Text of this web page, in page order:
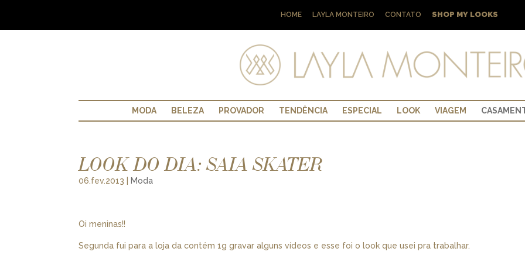
HOME LAYLA MONTEIRO CONTATO SHOP MY LOOKS
MODA BELEZA PROVADOR TENDÊNCIA ESPECIAL LOOK VIAGEM
LOOK DO DIA: SAIA SKATER
06.fev.2013 Moda
Oi meninas!!
Segunda fui para a loja da contém 1g gravar alguns vídeos e esse foi o look que usei pra trabalhar.